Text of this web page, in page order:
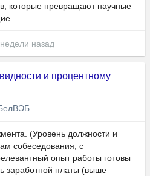
которые превращают научные
назад
и процентному
(Уровень должности и
собеседования, с
опыт работы готовы
заработной платы (выше